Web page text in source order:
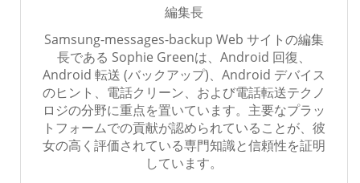
編集長
Samsung-messages-backup Web サイトの編集
長である Sophie Greenは、Android 回復、
Android 転送 (バックアップ)、Android デバイス
のヒント、電話クリーン、および電話転送テクノ
ロジの分野に重点を置いています。主要なプラッ
トフォームでの貢献が認められていることが、彼
女の高く評価されている専門知識と信頼性を証明
しています。